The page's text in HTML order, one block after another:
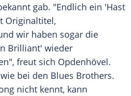
gab. "Endlich ein 'Hast
Originaltitel,
wir haben sogar die
Brilliant' wieder
freut sich Opdenhövel.
bei den Blues Brothers.
nicht kennt, kann